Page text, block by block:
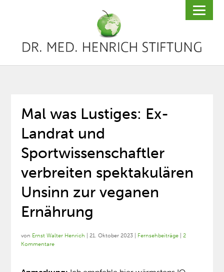
Mal was Lustiges: Ex-
Landrat und
Sportwissenschaftler
verbreiten spektakulären
Unsinn zur veganen
Ernährung
von Ernst Walter Henrich |21. Oktober 2023 Fernsehbeiträge |2
Kommentare